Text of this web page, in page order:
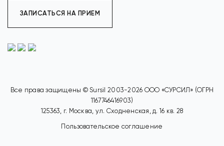
ЗАПИСАТЬСЯ НА ПРИЕМ
Все права защищены © Sursil 2003-2026 ООО «СУРСИЛ» (ОГРН
1167746416903)
125363, г. Москва, ул. Сходненская, д. 16 кв. 28
Пользовательское соглашение